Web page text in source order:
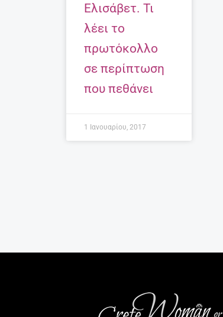
Ελισάβετ. Τι
λέει το
πρωτόκολλο
σε περίπτωση
που πεθάνει
1 Ιανουαρίου, 2017